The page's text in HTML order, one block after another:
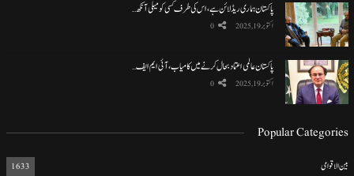
پاکستان ہماری ریڈ لائن ہے، اس کی طرف کسی کو میلی آنکھ…
اکتوبر 19, 2025 0
پاکستان عالمی اعتماد بحال کرنے میں کامیاب، آئی ایم ایف…
اکتوبر 19, 2025 0
Popular Categories
بین الاقوامی 1633